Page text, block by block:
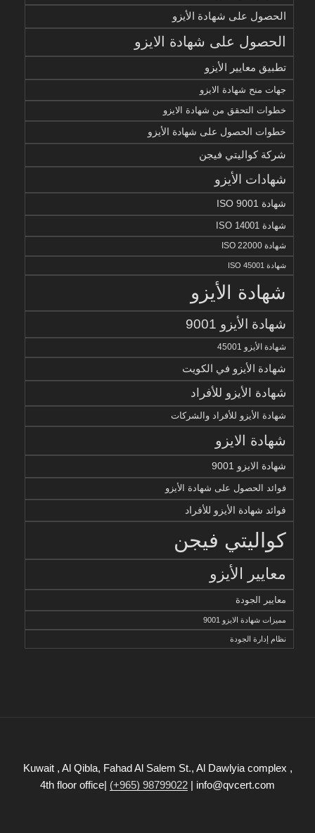
الحصول على شهادة الأيزو
الحصول على شهادة الايزو
تطبيق معايير الأيزو
جهات منح شهادة الايزو
خطوات التحقق من شهادة الايزو
خطوات الحصول على شهادة الأيزو
شركة كواليتي فيجن
شهادات الأيزو
شهادة ISO 9001
شهادة ISO 14001
شهادة ISO 22000
شهادة ISO 45001
شهادة الأيزو
شهادة الأيزو 9001
شهادة الأيزو 45001
شهادة الأيزو في الكويت
شهادة الأيزو للأفراد
شهادة الأيزو للأفراد والشركات
شهادة الايزو
شهادة الايزو 9001
فوائد الحصول على شهادة الأيزو
فوائد شهادة الأيزو للأفراد
كواليتي فيجن
معايير الأيزو
معايير الجودة
مميزات شهادة الايزو 9001
نظام إدارة الجودة
Kuwait , Al Qibla, Fahad Al Salem St., Al Dawlyia complex ,
4th floor office| (+965) 98799022 | info@qvcert.com